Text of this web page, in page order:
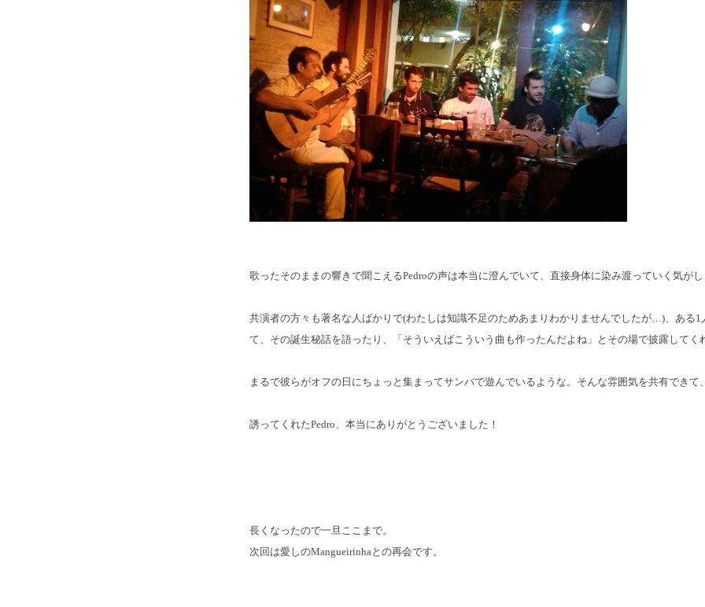
歌ったそのままの響きで聞こえるPedroの声は本当に澄んでいて、直接身体に染み渡っていく気がし
共演者の方々も著名な人ばかりで(わたしは知識不足のためあまりわかりませんでしたが…)、ある1
て、その誕生秘話を語ったり、「そういえばこういう曲も作ったんだよね」とその場で披露してく
まるで彼らがオフの日にちょっと集まってサンバで遊んでいるような。そんな雰囲気を共有できて
誘ってくれたPedro、本当にありがとうございました！
長くなったので一旦ここまで。
次回は愛しのMangueirinhaとの再会です。